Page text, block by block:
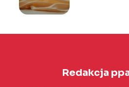
Redakcja